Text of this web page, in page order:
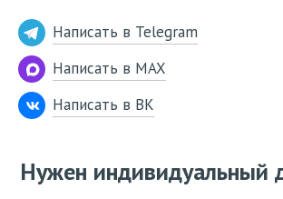
Написать в Telegram
Написать в MAX
Написать в ВК
Нужен индивидуальный